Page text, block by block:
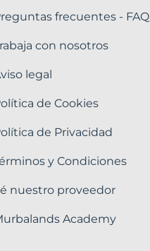
frecuentes - FAQ
con nosotros
legal
de Cookies
de Privacidad
y Condiciones
nuestro proveedor
Academy